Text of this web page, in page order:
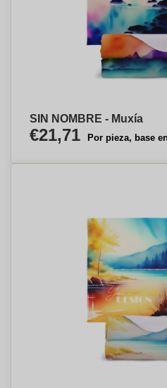
SIN NOMBRE - Muxía
€21,71 Por pieza, base